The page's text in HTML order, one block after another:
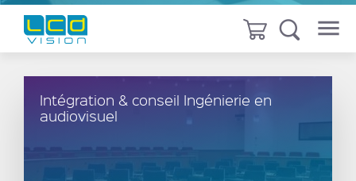
Intégration & conseil Ingénierie en
audiovisuel